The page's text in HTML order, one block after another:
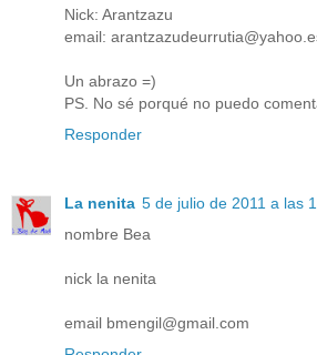
Nick: Arantzazu
email:
Un abrazo =)
PS. No sé porqué no puedo
Responder
La nenita 5 de julio de 2011 a las
nombre Bea
nick la nenita
email bmengil@gmail.com